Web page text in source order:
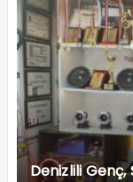
Denizlili Genç,